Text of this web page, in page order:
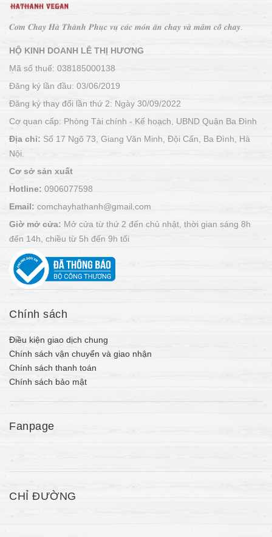
𝑪𝒐̛𝒎 𝑪𝒉𝒂𝒚 𝑯𝒂̀ 𝑻𝒉𝒂̀𝒏𝒉 𝑷𝒉𝒖̣𝒄 𝒗𝒖̣ 𝒄𝒂́𝒄 𝒎𝒐́𝒏 𝒂̆𝒏 𝒄𝒉𝒂𝒚 𝒗𝒂̀ 𝒎𝒂̂𝒎 𝒄𝒐̂̃ 𝒄𝒉𝒂𝒚.
HỘ KINH DOANH LÊ THỊ HƯƠNG
Mã số thuế: 038185000138
Đăng ký lần đầu: 03/06/2019
Đăng ký thay đổi lần thứ 2: Ngày 30/09/2022
Cơ quan cấp: Phòng Tài chính - Kế hoạch, UBND Quận Ba Đình
Địa chỉ: Số 17 Ngõ 73, Giang Văn Minh, Đội Cấn, Ba Đình, Hà
Nội.
Cơ sở sản xuất
Hotline: 0906077598
Email: comchayhathanh@gmail.com
Giờ mở cửa: Mở cửa từ thứ 2 đến chủ nhật, thời gian sáng 8h
đến 14h, chiều từ 5h đến 9h tối
Chính sách
Điều kiện giao dịch chung
Chính sách vận chuyển và giao nhận
Chính sách thanh toán
Chính sách bảo mật
Fanpage
CHỈ ĐƯỜNG